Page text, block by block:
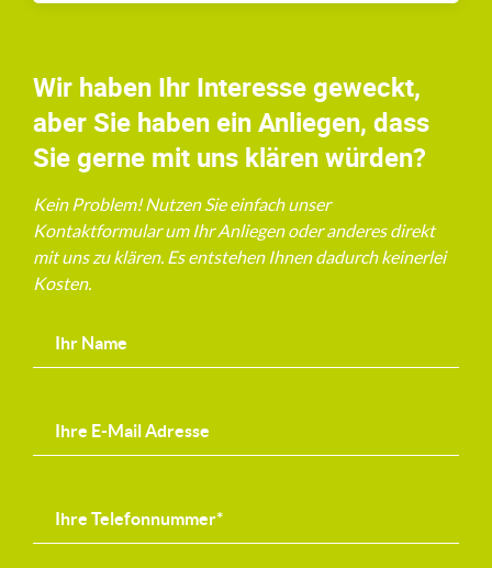
Wir haben Ihr Interesse geweckt,
aber Sie haben ein Anliegen, dass
Sie gerne mit uns klären würden?
Kein Problem! Nutzen Sie einfach unser
Kontaktformular um Ihr Anliegen oder anderes direkt
mit uns zu klären. Es entstehen Ihnen dadurch keinerlei
Kosten.